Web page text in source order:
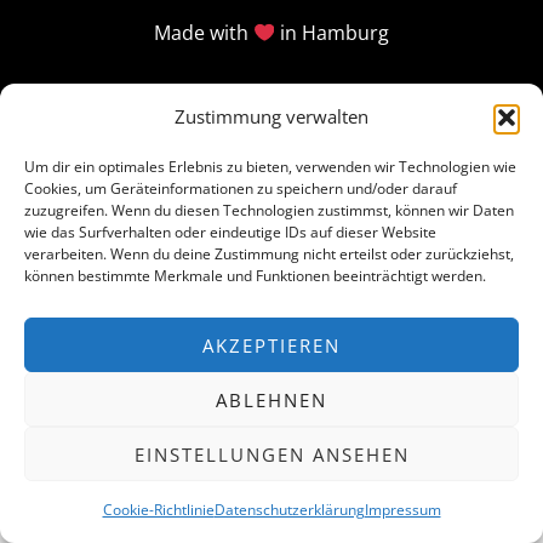
Zustimmung verwalten
Um dir ein optimales Erlebnis zu bieten, verwenden wir Technologien wie
Cookies, um Geräteinformationen zu speichern und/oder darauf
zuzugreifen. Wenn du diesen Technologien zustimmst, können wir Daten
wie das Surfverhalten oder eindeutige IDs auf dieser Website
verarbeiten. Wenn du deine Zustimmung nicht erteilst oder zurückziehst,
können bestimmte Merkmale und Funktionen beeinträchtigt werden.
AKZEPTIEREN
ABLEHNEN
EINSTELLUNGEN ANSEHEN
Cookie-RichtlinieDatenschutzerklärungImpressum
Made with in Hamburg